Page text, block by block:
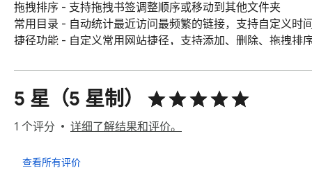
拖拽排序 - 支持拖拽书签调整顺序或移动到其他文件夹
常用目录 - 自动统计最近访问最频繁的链接，支持自定义时
捷径功能 - 自定义常用网站捷径，支持添加、删除、拖拽排
深色模式 - 支持深色/浅色主题切换，保护视力
响应式设计 - 自适应不同屏幕尺寸
自定义布局 - 可调整书签高度、目录缩进和书签缩进宽度
现代化 UI - 简洁美观的 Material Design 风格
💾 数据备份
5 星（5 星制）
1 个评分 详细了解结果和评价。
查看所有评价